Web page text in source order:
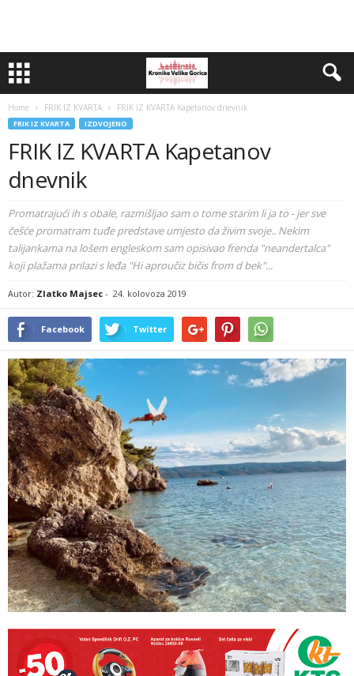
Home FRIK IZ KVARTA FRIK IZ KVARTA Kapetanov dnevnik
FRIK IZ KVARTA IZDVOJENO
FRIK IZ KVARTA Kapetanov
dnevnik
Promatrajući ih s obale, razmišljao sam o tome starim li ja to - jer sve
češće promatram tuđe predstave umjesto da živim svoje.. Nekim
talijankama na lošem engleskom sam opisivao frenda "neandertalca"
koji plažama prilazi s leđa "Hi aproučiz bičis from d bek"...
Autor: Zlatko Majsec - 24. kolovoza 2019
Facebook Twitter